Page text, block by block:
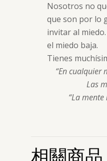
Nosotros no
que son por lo
invitar al
el miedo baja.
Tienes
“En cualquier
Las
“La
相關商品